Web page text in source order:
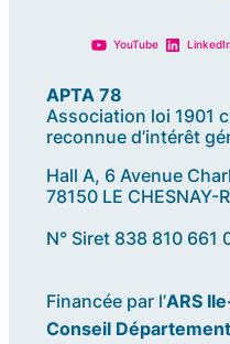
YouTube
APTA 78
Association loi 1901
reconnue d’intérêt
Hall A, 6 Avenue
78150 LE CHESNAY-
N° Siret 838 810 661
Financée par l’ARS
Conseil